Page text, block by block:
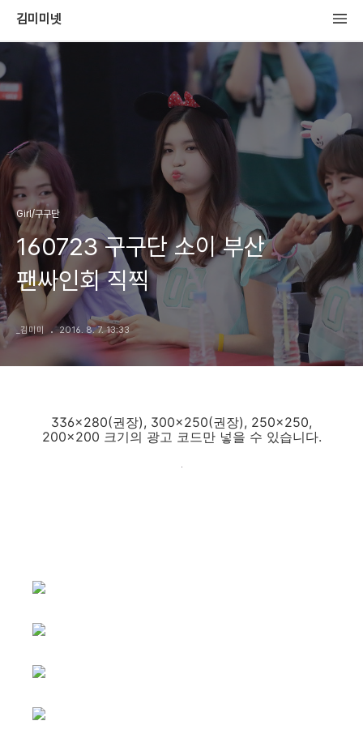
김미미넷
Girl/구구단
160723 구구단 소이 부산
팬싸인회 직찍
_김미미 2016. 8. 7. 13:33
336x280(권장), 300x250(권장), 250x250,
200x200 크기의 광고 코드만 넣을 수 있습니다.